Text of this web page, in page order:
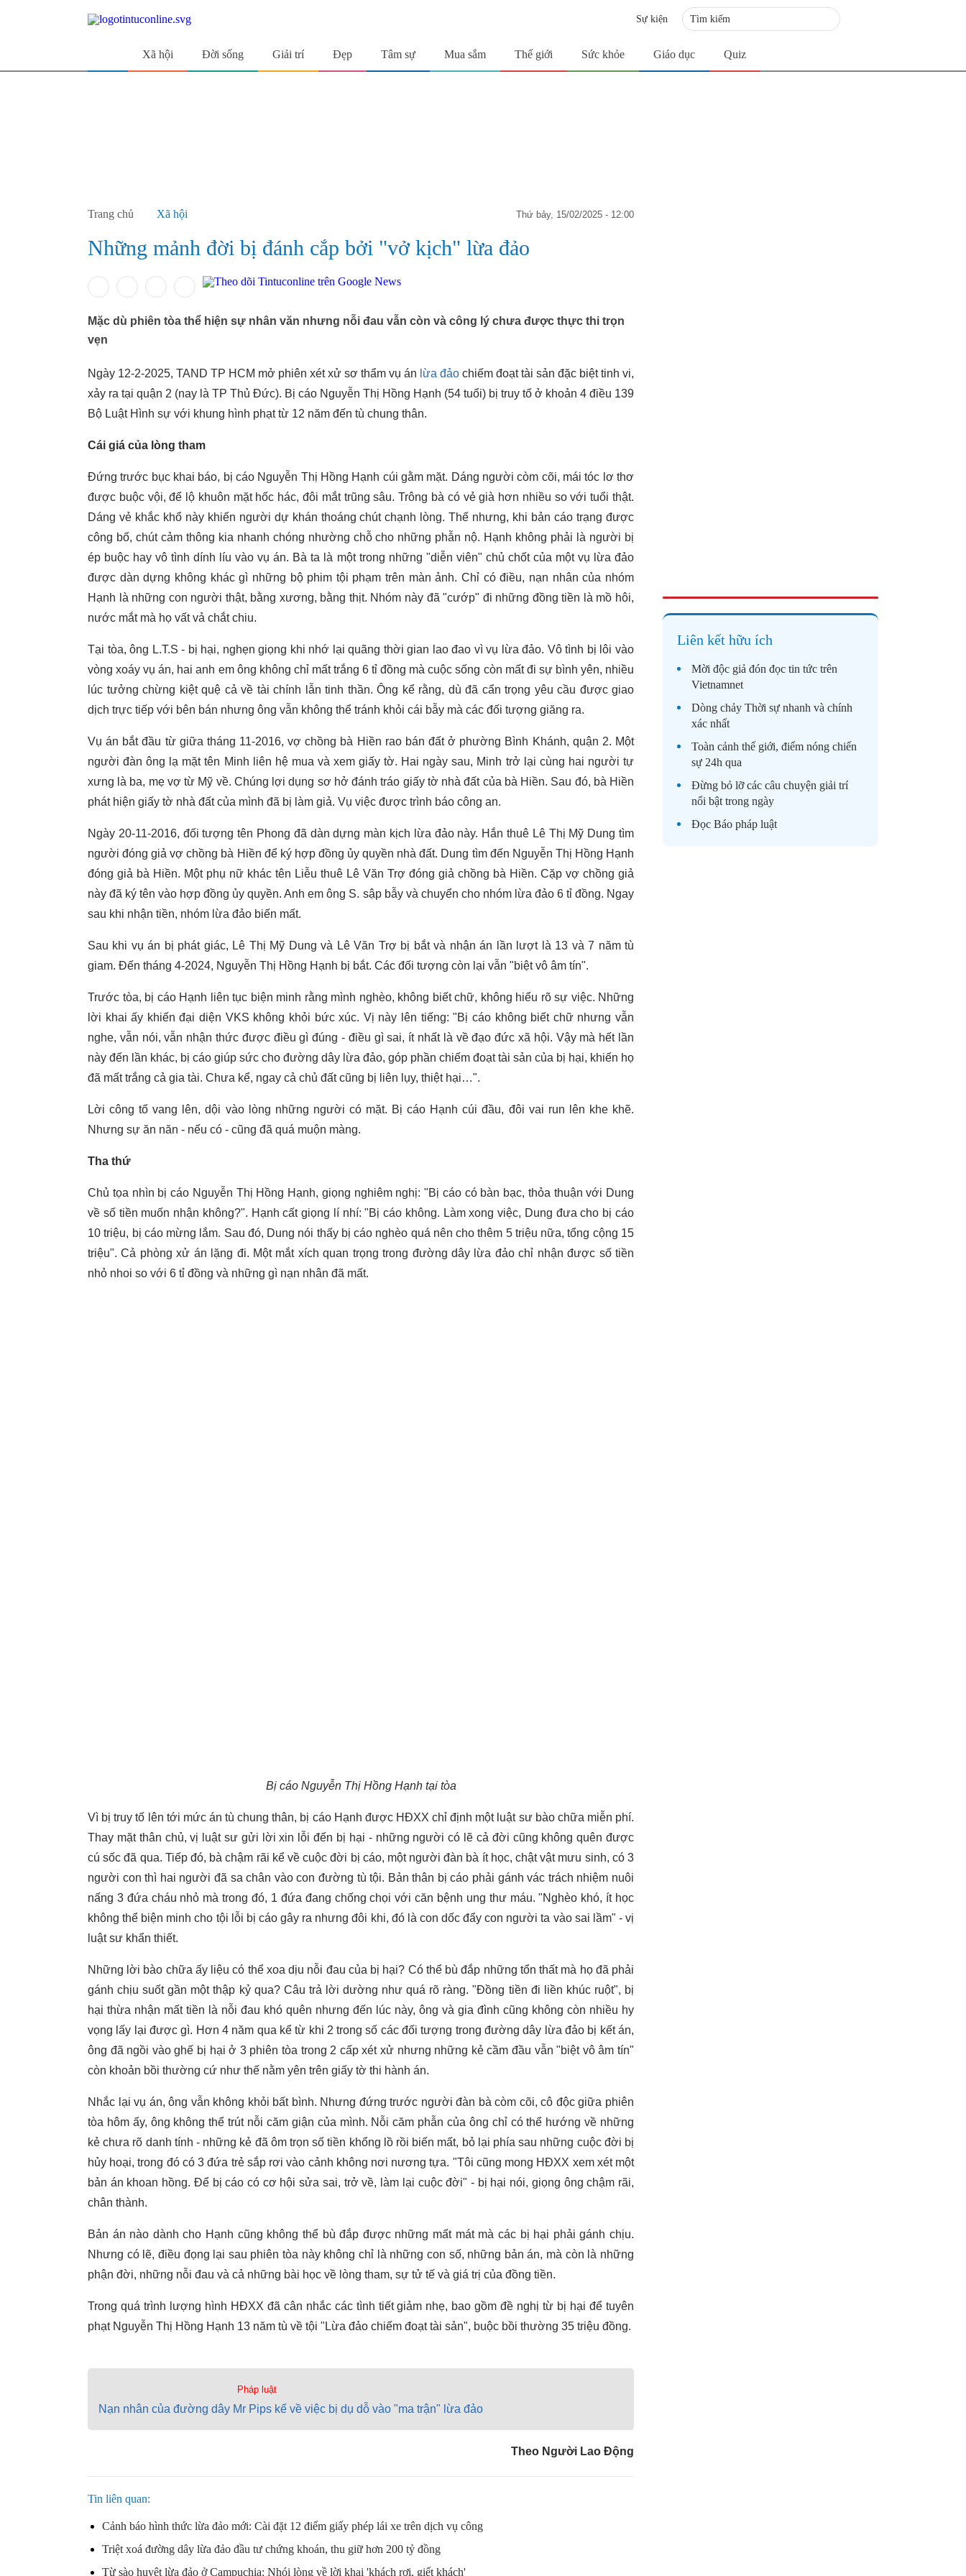
Sự kiện
Xã hội Đời sống Giải trí Đẹp Tâm sự Mua sắm Thế giới Sức khỏe Giáo dục Quiz
Trang chủ Xã hội thứ bảy, 15/02/2025 - 12:00
Những mảnh đời bị đánh cắp bởi "vở kịch" lừa đảo
Mặc dù phiên tòa thể hiện sự nhân văn nhưng nỗi đau vẫn còn và công lý chưa được thực thi trọn
vẹn
Ngày 12-2-2025, TAND TP HCM mở phiên xét xử sơ thẩm vụ án lừa đảo chiếm đoạt tài sản đặc biệt tinh vi,
xảy ra tại quận 2 (nay là TP Thủ Đức). Bị cáo Nguyễn Thị Hồng Hạnh (54 tuổi) bị truy tố ở khoản 4 điều 139
Bộ Luật Hình sự với khung hình phạt từ 12 năm đến tù chung thân.
Cái giá của lòng tham
Đứng trước bục khai báo, bị cáo Nguyễn Thị Hồng Hạnh cúi gằm mặt. Dáng người còm cõi, mái tóc lơ thơ
được buộc vội, để lộ khuôn mặt hốc hác, đôi mắt trũng sâu. Trông bà có vẻ già hơn nhiều so với tuổi thật.
Dáng vẻ khắc khổ này khiến người dự khán thoáng chút chạnh lòng. Thế nhưng, khi bản cáo trạng được
công bố, chút cảm thông kia nhanh chóng nhường chỗ cho những phẫn nộ. Hạnh không phải là người bị
ép buộc hay vô tình dính líu vào vụ án. Bà ta là một trong những "diễn viên" chủ chốt của một vụ lừa đảo
được dàn dựng không khác gì những bộ phim tội phạm trên màn ảnh. Chỉ có điều, nạn nhân của nhóm
Hạnh là những con người thật, bằng xương, bằng thịt. Nhóm này đã "cướp" đi những đồng tiền là mồ hôi,
nước mắt mà họ vất vả chắt chiu.
Tại tòa, ông L.T.S - bị hại, nghẹn giọng khi nhớ lại quãng thời gian lao đao vì vụ lừa đảo. Vô tình bị lôi vào
vòng xoáy vụ án, hai anh em ông không chỉ mất trắng 6 tỉ đồng mà cuộc sống còn mất đi sự bình yên, nhiều
lúc tưởng chừng kiệt quệ cả về tài chính lẫn tinh thần. Ông kể rằng, dù đã cẩn trọng yêu cầu được giao
dịch trực tiếp với bên bán nhưng ông vẫn không thể tránh khỏi cái bẫy mà các đối tượng giăng ra.
Vụ án bắt đầu từ giữa tháng 11-2016, vợ chồng bà Hiền rao bán đất ở phường Bình Khánh, quận 2. Một
người đàn ông lạ mặt tên Minh liên hệ mua và xem giấy tờ. Hai ngày sau, Minh trở lại cùng hai người tự
xưng là ba, mẹ vợ từ Mỹ về. Chúng lợi dụng sơ hở đánh tráo giấy tờ nhà đất của bà Hiền. Sau đó, bà Hiền
phát hiện giấy tờ nhà đất của mình đã bị làm giả. Vụ việc được trình báo công an.
Ngày 20-11-2016, đối tượng tên Phong đã dàn dựng màn kịch lừa đảo này. Hắn thuê Lê Thị Mỹ Dung tìm
người đóng giả vợ chồng bà Hiền để ký hợp đồng ủy quyền nhà đất. Dung tìm đến Nguyễn Thị Hồng Hạnh
đóng giả bà Hiền. Một phụ nữ khác tên Liễu thuê Lê Văn Trợ đóng giả chồng bà Hiền. Cặp vợ chồng giả
này đã ký tên vào hợp đồng ủy quyền. Anh em ông S. sập bẫy và chuyển cho nhóm lừa đảo 6 tỉ đồng. Ngay
sau khi nhận tiền, nhóm lừa đảo biến mất.
Sau khi vụ án bị phát giác, Lê Thị Mỹ Dung và Lê Văn Trợ bị bắt và nhận án lần lượt là 13 và 7 năm tù
giam. Đến tháng 4-2024, Nguyễn Thị Hồng Hạnh bị bắt. Các đối tượng còn lại vẫn "biệt vô âm tín".
Trước tòa, bị cáo Hạnh liên tục biện minh rằng mình nghèo, không biết chữ, không hiểu rõ sự việc. Những
lời khai ấy khiến đại diện VKS không khỏi bức xúc. Vị này lên tiếng: "Bị cáo không biết chữ nhưng vẫn
nghe, vẫn nói, vẫn nhận thức được điều gì đúng - điều gì sai, ít nhất là về đạo đức xã hội. Vậy mà hết lần
này đến lần khác, bị cáo giúp sức cho đường dây lừa đảo, góp phần chiếm đoạt tài sản của bị hại, khiến họ
đã mất trắng cả gia tài. Chưa kể, ngay cả chủ đất cũng bị liên lụy, thiệt hại…".
Lời công tố vang lên, dội vào lòng những người có mặt. Bị cáo Hạnh cúi đầu, đôi vai run lên khe khẽ.
Nhưng sự ăn năn - nếu có - cũng đã quá muộn màng.
Tha thứ
Chủ tọa nhìn bị cáo Nguyễn Thị Hồng Hạnh, giọng nghiêm nghị: "Bị cáo có bàn bạc, thỏa thuận với Dung
về số tiền muốn nhận không?". Hạnh cất giọng lí nhí: "Bị cáo không. Làm xong việc, Dung đưa cho bị cáo
10 triệu, bị cáo mừng lắm. Sau đó, Dung nói thấy bị cáo nghèo quá nên cho thêm 5 triệu nữa, tổng cộng 15
triệu". Cả phòng xử án lặng đi. Một mắt xích quan trọng trong đường dây lừa đảo chỉ nhận được số tiền
nhỏ nhoi so với 6 tỉ đồng và những gì nạn nhân đã mất.
Bị cáo Nguyễn Thị Hồng Hạnh tại tòa
Vì bị truy tố lên tới mức án tù chung thân, bị cáo Hạnh được HĐXX chỉ định một luật sư bào chữa miễn phí.
Thay mặt thân chủ, vị luật sư gửi lời xin lỗi đến bị hại - những người có lẽ cả đời cũng không quên được
cú sốc đã qua. Tiếp đó, bà chậm rãi kể về cuộc đời bị cáo, một người đàn bà ít học, chật vật mưu sinh, có 3
người con thì hai người đã sa chân vào con đường tù tội. Bản thân bị cáo phải gánh vác trách nhiệm nuôi
nấng 3 đứa cháu nhỏ mà trong đó, 1 đứa đang chống chọi với căn bệnh ung thư máu. "Nghèo khó, ít học
không thể biện minh cho tội lỗi bị cáo gây ra nhưng đôi khi, đó là con dốc đẩy con người ta vào sai lầm" - vị
luật sư khẩn thiết.
Những lời bào chữa ấy liệu có thể xoa dịu nỗi đau của bị hại? Có thể bù đắp những tổn thất mà họ đã phải
gánh chịu suốt gần một thập kỷ qua? Câu trả lời dường như quá rõ ràng. "Đồng tiền đi liền khúc ruột", bị
hại thừa nhận mất tiền là nỗi đau khó quên nhưng đến lúc này, ông và gia đình cũng không còn nhiều hy
vọng lấy lại được gì. Hơn 4 năm qua kể từ khi 2 trong số các đối tượng trong đường dây lừa đảo bị kết án,
ông đã ngồi vào ghế bị hại ở 3 phiên tòa trong 2 cấp xét xử nhưng những kẻ cầm đầu vẫn "biệt vô âm tín"
còn khoản bồi thường cứ như thế nằm yên trên giấy tờ thi hành án.
Nhắc lại vụ án, ông vẫn không khỏi bất bình. Nhưng đứng trước người đàn bà còm cõi, cô độc giữa phiên
tòa hôm ấy, ông không thể trút nỗi căm giận của mình. Nỗi căm phẫn của ông chỉ có thể hướng về những
kẻ chưa rõ danh tính - những kẻ đã ôm trọn số tiền khổng lồ rồi biến mất, bỏ lại phía sau những cuộc đời bị
hủy hoại, trong đó có 3 đứa trẻ sắp rơi vào cảnh không nơi nương tựa. "Tôi cũng mong HĐXX xem xét một
bản án khoan hồng. Để bị cáo có cơ hội sửa sai, trở về, làm lại cuộc đời" - bị hại nói, giọng ông chậm rãi,
chân thành.
Bản án nào dành cho Hạnh cũng không thể bù đắp được những mất mát mà các bị hại phải gánh chịu.
Nhưng có lẽ, điều đọng lại sau phiên tòa này không chỉ là những con số, những bản án, mà còn là những
phận đời, những nỗi đau và cả những bài học về lòng tham, sự tử tế và giá trị của đồng tiền.
Trong quá trình lượng hình HĐXX đã cân nhắc các tình tiết giảm nhẹ, bao gồm đề nghị từ bị hại để tuyên
phạt Nguyễn Thị Hồng Hạnh 13 năm tù về tội "Lừa đảo chiếm đoạt tài sản", buộc bồi thường 35 triệu đồng.
Pháp luật
Nạn nhân của đường dây Mr Pips kể về việc bị dụ dỗ vào "ma trận" lừa đảo
Theo Người Lao Động
Tin liên quan
Cảnh báo hình thức lừa đảo mới: Cài đặt 12 điểm giấy phép lái xe trên dịch vụ công
Triệt xoá đường dây lừa đảo đầu tư chứng khoán, thu giữ hơn 200 tỷ đồng
Từ sào huyệt lừa đảo ở Campuchia: Nhói lòng về lời khai 'khách rơi, giết khách'
Liên kết hữu ích
Mời độc giả đón đọc tin tức trên
Vietnamnet
Dòng chảy Thời sự nhanh và chính
xác nhất
Toàn cảnh thế giới, điểm nóng chiến
sự 24h qua
Đừng bỏ lỡ các câu chuyện giải trí
nổi bật trong ngày
Đọc Báo pháp luật